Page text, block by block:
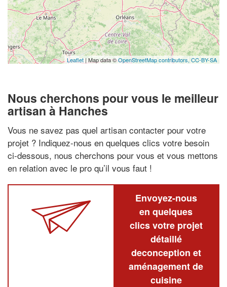
Leaflet | Map data ©OpenStreetMap contributors, CC-BY-SA
Nous cherchons pour vous le meilleur
artisan à Hanches
Vous ne savez pas quel artisan contacter pour votre
projet ? Indiquez-nous en quelques clics votre besoin
ci-dessous, nous cherchons pour vous et vous mettons
en relation avec le pro qu’il vous faut !
Envoyez-nous
en quelques
clics votre projet
détaillé
deconception et
aménagement de
cuisine